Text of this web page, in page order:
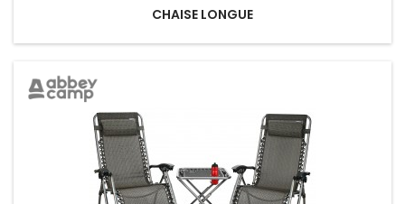
CHAISE LONGUE